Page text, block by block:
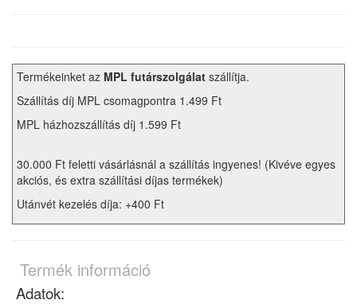
Termékeinket az MPL futárszolgálat szállítja.
Szállítás díj MPL csomagpontra 1.499 Ft
MPL házhozszállítás díj 1.599 Ft
30.000 Ft feletti vásárlásnál a szállítás ingyenes! (Kivéve egyes
akciós, és extra szállítási díjas termékek)
Utánvét kezelés díja: +400 Ft
Termék információ
Adatok: